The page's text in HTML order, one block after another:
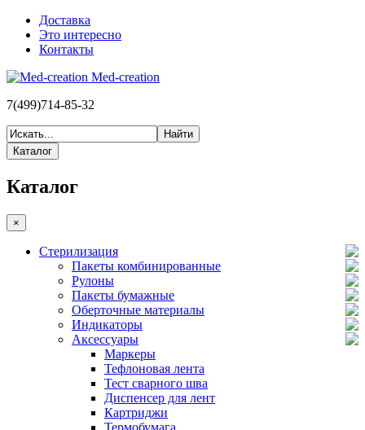
Доставка
Это интересно
Контакты
Med-creation
7(499)714-85-32
Каталог
Каталог
×
Стерилизация
Пакеты комбинированные
Рулоны
Пакеты бумажные
Оберточные материалы
Индикаторы
Аксессуары
Маркеры
Тефлоновая лента
Тест сварного шва
Диспенсер для лент
Картриджи
Термобумага